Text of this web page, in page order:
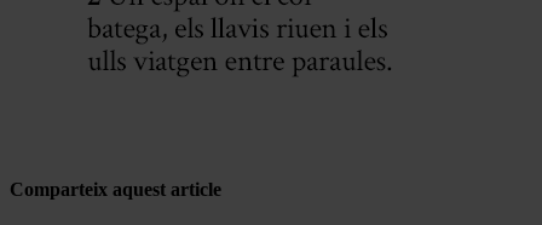
Comparteix aquest article